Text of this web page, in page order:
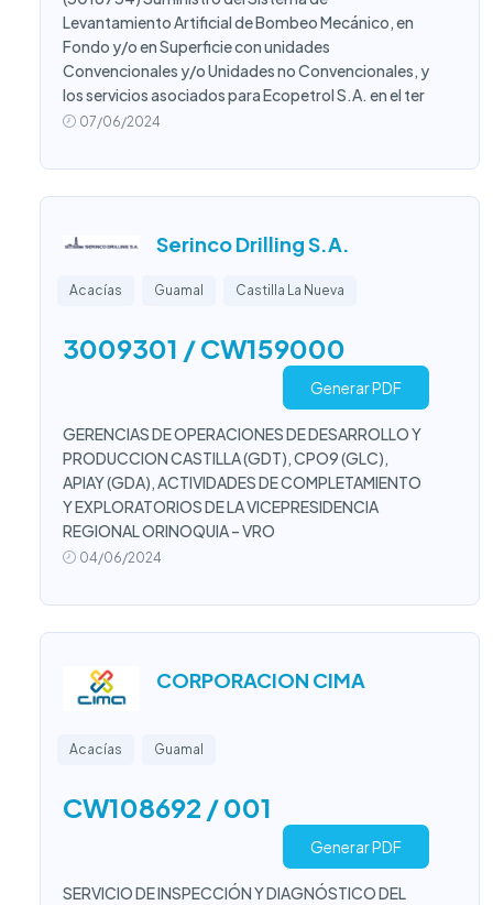
Levantamiento Artificial de Bombeo Mecánico, en
Fondo y/o en Superficie con unidades
Convencionales y/o Unidades no Convencionales, y
los servicios asociados para Ecopetrol S.A. en el ter
07/06/2024
Serinco Drilling S.A.
Acacías Guamal Castilla La Nueva
3009301 / CW159000
Generar PDF
GERENCIAS DE OPERACIONES DE DESARROLLO Y
PRODUCCION CASTILLA (GDT), CPO9 (GLC),
APIAY (GDA), ACTIVIDADES DE COMPLETAMIENTO
Y EXPLORATORIOS DE LA VICEPRESIDENCIA
REGIONAL ORINOQUIA – VRO
04/06/2024
CORPORACION CIMA
Acacías Guamal
CW108692 / 001
Generar PDF
SERVICIO DE INSPECCIÓN Y DIAGNÓSTICO DEL